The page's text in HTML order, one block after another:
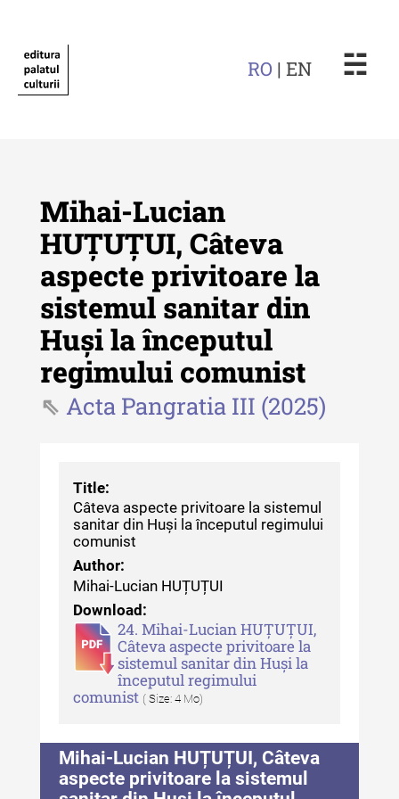
RO | EN ☵
Revista "Cercetări istorice"
Revista "Cercetări istorice" - XLIV
- 2025
Revista "Cercetări istorice" - XLIII
- 2024
Revista "Cercetări istorice" - XLII -
Indexul Complet
Buletinul ”Ioan Neculce” al Muzeului
de Istorie a Moldovei
Buletinul ”Ioan Neculce” al
Muzeului de Istorie a Moldovei -
XXIV / 2018
Buletinul ”Ioan Neculce” al
Muzeului de Istorie a Moldovei -
XXIII / 2017
Buletinul ”Ioan Neculce” al
Muzeului de Istorie a Moldovei -
XXII / 2016
Mihai-Lucian
HUȚUȚUI, Câteva
aspecte privitoare la
sistemul sanitar din
Huși la începutul
regimului comunist
Acta Pangratia III (2025)
Title:
Câteva aspecte privitoare la sistemul
sanitar din Huși la începutul regimului
comunist
Author:
Mihai-Lucian HUȚUȚUI
Download:
24. Mihai-Lucian HUȚUȚUI,
Câteva aspecte privitoare la
sistemul sanitar din Huși la
începutul regimului
comunist ( Size: 4 Mo)
Mihai-Lucian HUȚUȚUI, Câteva
aspecte privitoare la sistemul